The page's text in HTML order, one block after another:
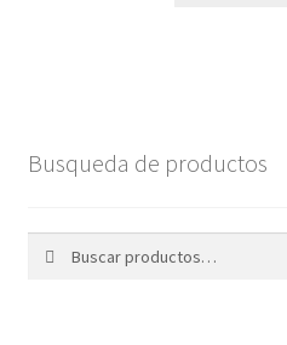
Busqueda de productos